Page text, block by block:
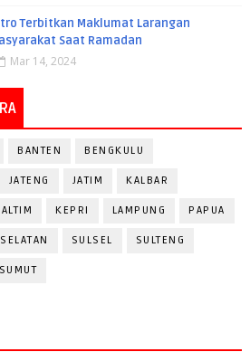
Terbitkan Maklumat Larangan
Saat Ramadan
Mar 14, 2024
BANTEN BENGKULU
JATENG JATIM KALBAR
KEPRI LAMPUNG PAPUA
SULSEL SULTENG
SUMUT